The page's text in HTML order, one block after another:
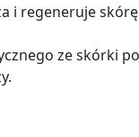
i regeneruje
ze skórki